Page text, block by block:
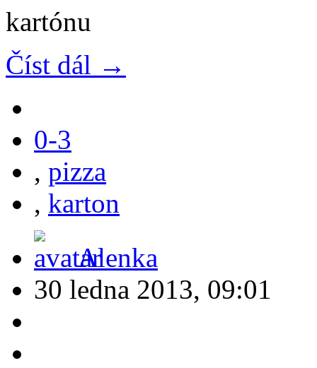
Číst dál →
0-3
, pizza
, karton
Alenka
30 ledna 2013, 09:01